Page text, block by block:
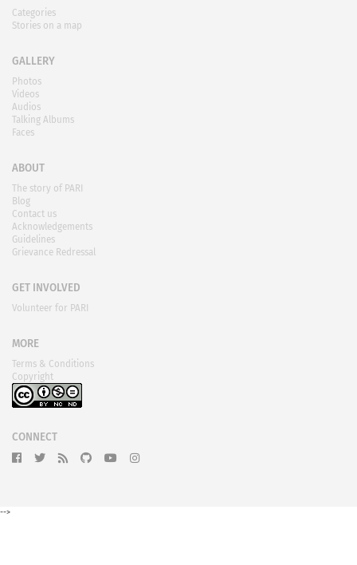
Categories
Stories on a map
GALLERY
Photos
Videos
Audios
Talking Albums
Faces
ABOUT
The story of PARI
Blog
Contact us
Acknowledgements
Guidelines
Grievance Redressal
GET INVOLVED
Volunteer for PARI
MORE
Terms & Conditions
Copyright
CONNECT
-->